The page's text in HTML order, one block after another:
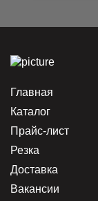
Главная
Каталог
Прайс-лист
Резка
Доставка
Вакансии